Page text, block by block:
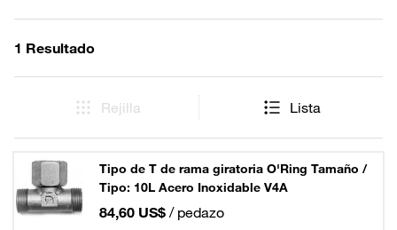
1 Resultado
Rejilla Lista
Tipo de T de rama giratoria O'Ring Tamaño /
Tipo: 10L Acero Inoxidable V4A
84,60 US$ / pedazo